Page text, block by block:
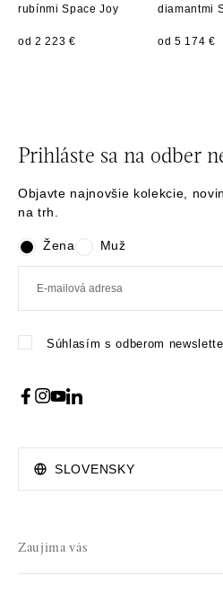
rubínmi Space Joy
od 2 223 €
diamantmi
od 5 174 €
Prihláste sa na odber
Objavte najnovšie kolekcie,
na trh.
Žena Muž
Súhlasím s odberom
SLOVENSKY
Zaujíma vás